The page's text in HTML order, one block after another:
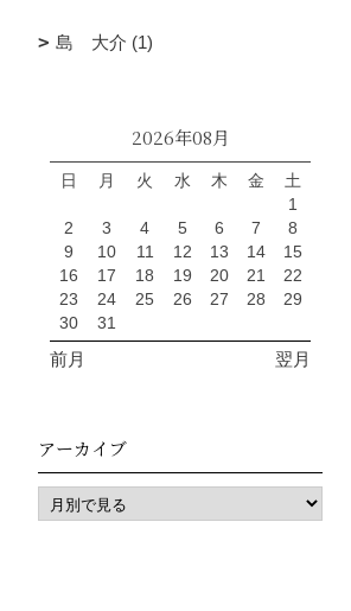
島 大介 (1)
2026年08月
日 月 火 水 木 金
土
1
2
3 4 5 6 7
8
9
10 11 12 13 14
15
16
17 18 19 20 21
22
23
24 25 26 27 28
29
30
31
前月 翌月
アーカイブ